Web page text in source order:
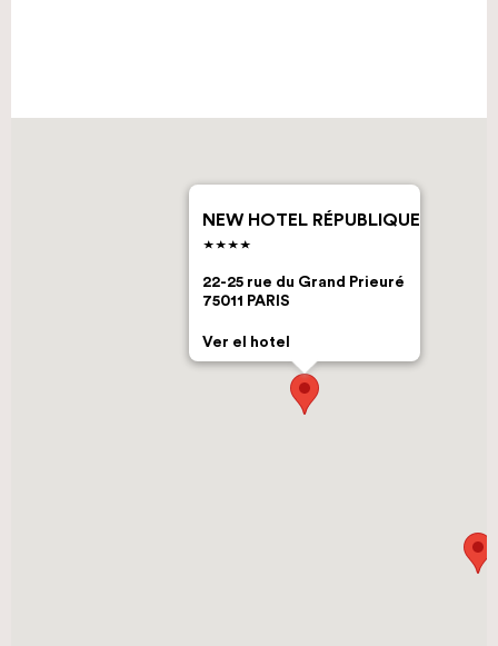
NEW HOTEL RÉPUBLIQUE
22-25 rue du Grand Prieuré
75011 PARIS
Ver el hotel